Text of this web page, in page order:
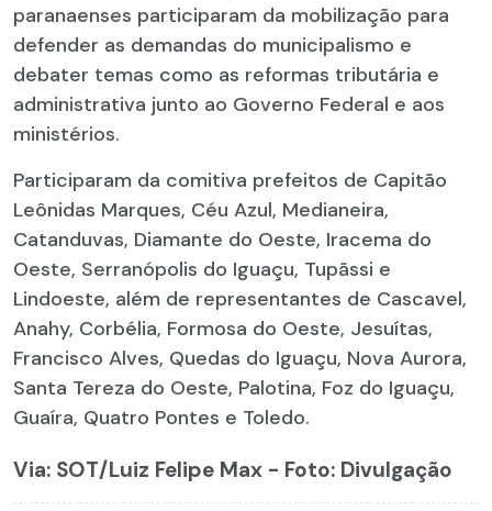
paranaenses participaram da mobilização para
defender as demandas do municipalismo e
debater temas como as reformas tributária e
administrativa junto ao Governo Federal e aos
ministérios.
Participaram da comitiva prefeitos de Capitão
Leônidas Marques, Céu Azul, Medianeira,
Catanduvas, Diamante do Oeste, Iracema do
Oeste, Serranópolis do Iguaçu, Tupãssi e
Lindoeste, além de representantes de Cascavel,
Anahy, Corbélia, Formosa do Oeste, Jesuítas,
Francisco Alves, Quedas do Iguaçu, Nova Aurora,
Santa Tereza do Oeste, Palotina, Foz do Iguaçu,
Guaíra, Quatro Pontes e Toledo.
Via: SOT/Luiz Felipe Max - Foto: Divulgação